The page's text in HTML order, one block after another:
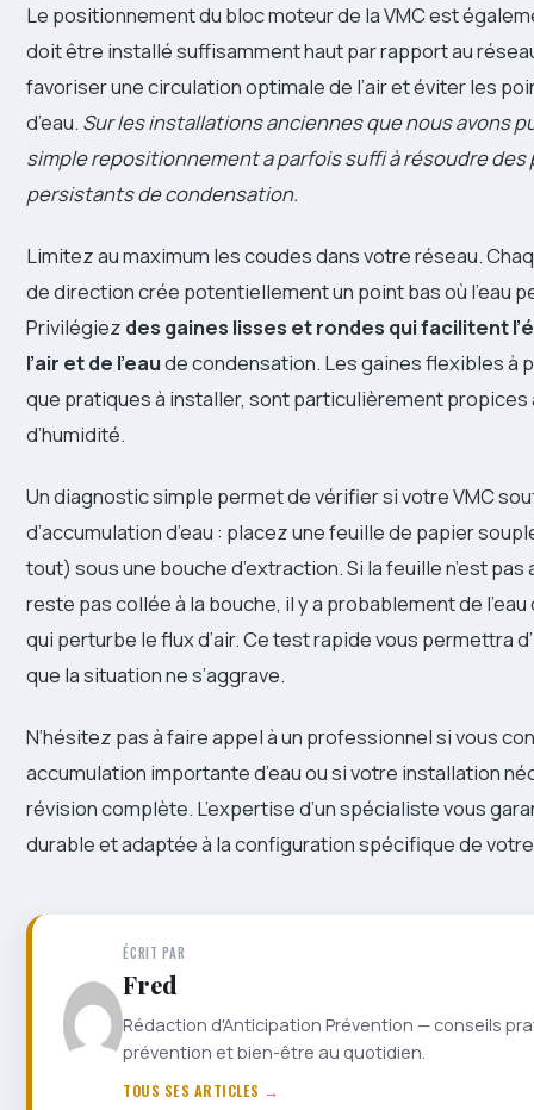
Le positionnement du bloc moteur de la VMC est
doit être installé suffisamment haut par rapport au
favoriser une circulation optimale de l’air et éviter les
d’eau. Sur les installations anciennes que nous avons
simple repositionnement a parfois suffi à résoudre des
persistants de condensation.
Limitez au maximum les coudes dans votre réseau.
de direction crée potentiellement un point bas où l’eau
Privilégiez des gaines lisses et rondes qui facilitent
l’air et de l’eaude condensation. Les gaines flexibles à
que pratiques à installer, sont particulièrement propices
d’humidité.
Un diagnostic simple permet de vérifier si votre VMC
d’accumulation d’eau : placez une feuille de papier
tout) sous une bouche d’extraction. Si la feuille n’est
reste pas collée à la bouche, il y a probablement de
qui perturbe le flux d’air. Ce test rapide vous permettra
que la situation ne s’aggrave.
N’hésitez pas à faire appel à un professionnel si vous
accumulation importante d’eau ou si votre installation
révision complète. L’expertise d’un spécialiste vous
durable et adaptée à la configuration spécifique de
ÉCRIT PAR
Fred
Rédaction d'Anticipation Prévention — conseils
prévention et bien-être au quotidien.
TOUS SES ARTICLES →